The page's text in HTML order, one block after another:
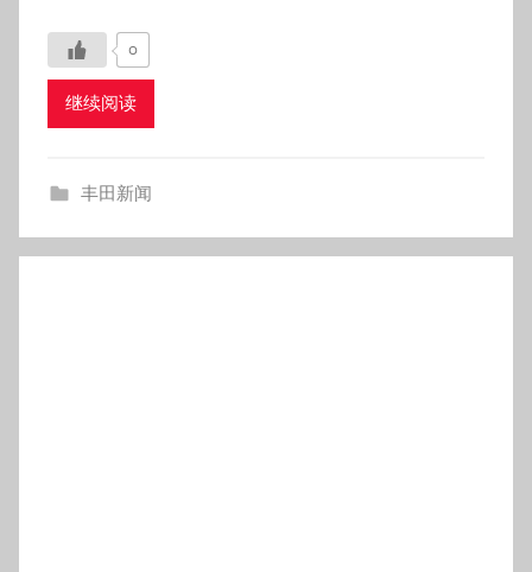
0
继续阅读
丰田新闻